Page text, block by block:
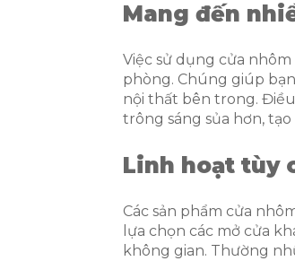
Mang đến
Việc sử dụng cửa
phòng. Chúng giúp
nội thất bên trong.
trông sáng sủa hơn,
Linh hoạt tùy
Các sản phẩm cửa
lựa chọn các mở cửa
không gian. Thường